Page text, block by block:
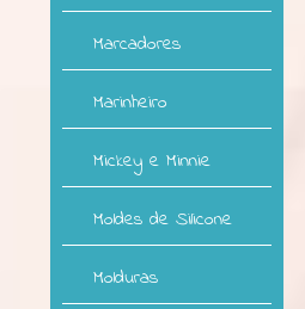
Marcadores
Marinheiro
Mickey e Minnie
Moldes de Silicone
Molduras